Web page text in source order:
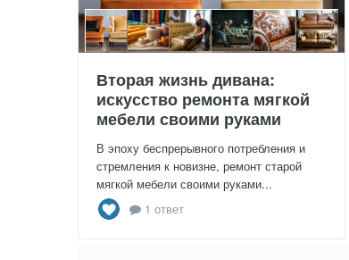
Вторая жизнь дивана:
искусство ремонта мягкой
мебели своими руками
В эпоху беспрерывного потребления и
стремления к новизне, ремонт старой
мягкой мебели своими руками...
1 ответ